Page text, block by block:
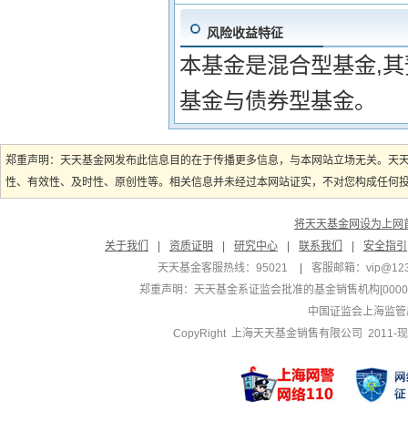
风险收益特征
本基金是混合型基金,
基金与债券型基金。
郑重声明：天天基金网发布此信息目的在于传播更多信息，与本网站立场无关。
性、有效性、及时性、原创性等。相关信息并未经过本网站证实，不对您构成任
将天天基金网设为上网
关于我们
资质证明 研究中心 联系我们
安全指引
天天基金客服热线：95021
客服邮箱：
郑重声明：天天基金系证监会批准的基金销售机构
中国证监会上海监
CopyRight 上海天天基金销售有限公司 2011-